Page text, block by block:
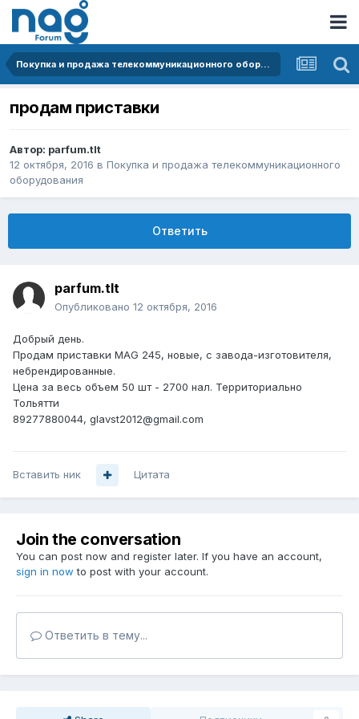
Покупка и продажа телекоммуникационного оборудования
продам приставки
Автор: parfum.tlt
12 октября, 2016 в Покупка и продажа телекоммуникационного
оборудования
Ответить
parfum.tlt
Опубликовано 12 октября, 2016
Добрый день.
Продам приставки MAG 245, новые, с завода-изготовителя,
небрендированные.
Цена за весь объем 50 шт - 2700 нал. Территориально
Тольятти
89277880044, glavst2012@gmail.com
Вставить ник Цитата
Join the conversation
You can post now and register later. If you have an account,
sign in now to post with your account.
Ответить в тему...